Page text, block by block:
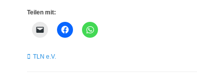
Teilen mit:
Kategorien
TLN e.V.